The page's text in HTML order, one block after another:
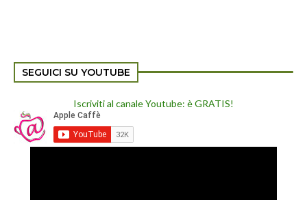
SEGUICI SU YOUTUBE
Iscriviti al canale Youtube: è GRATIS!